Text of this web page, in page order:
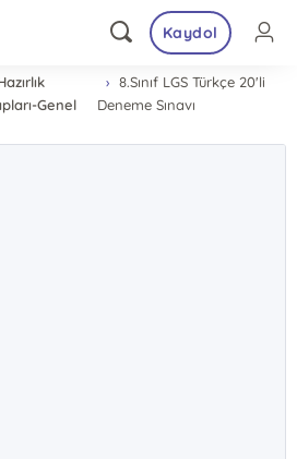
Kaydol
Genel
8.Sınıf LGS Türkçe 20'li
Deneme Sınavı